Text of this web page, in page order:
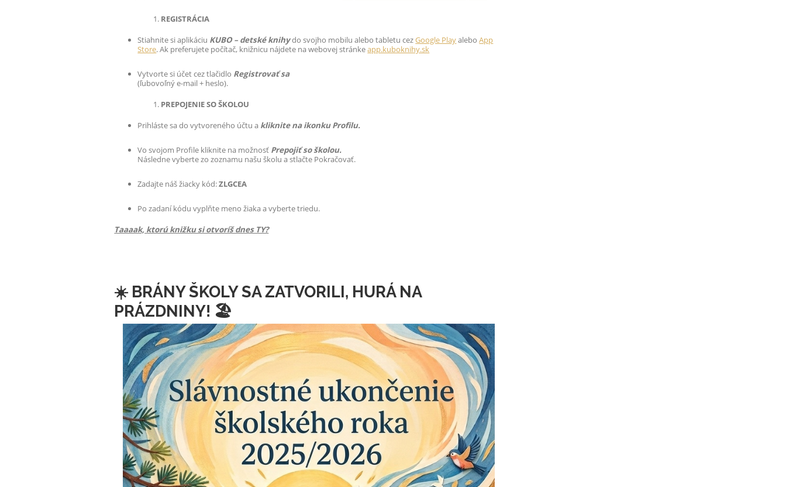
REGISTRÁCIA
Stiahnite si aplikáciu KUBO – detské knihydo svojho mobilu alebo tabletu cezGoogle PlayaleboApp
Store. Ak preferujete počítač, knižnicu nájdete na webovej stránkeapp.kuboknihy.sk
Vytvorte si účet cez tlačidlo Registrovať sa
(ľubovoľný e-mail + heslo).
PREPOJENIE SO ŠKOLOU
Prihláste sa do vytvoreného účtu a kliknite na ikonku Profilu.
Vo svojom Profile kliknite na možnosť Prepojiť so školou.
Následne vyberte zo zoznamu našu školu a stlačte Pokračovať.
Zadajte náš žiacky kód:ZLGCEA
Po zadaní kódu vyplňte meno žiaka a vyberte triedu.
Taaaak, ktorú knižku si otvoríš dnes TY?
☀️ BRÁNY ŠKOLY SA ZATVORILI, HURÁ NA
PRÁZDNINY! 🏖️